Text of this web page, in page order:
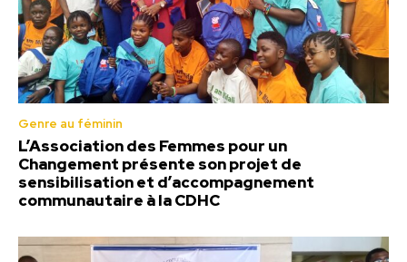
Genre au féminin
L’Association des Femmes pour un
Changement présente son projet de
sensibilisation et d’accompagnement
communautaire à la CDHC